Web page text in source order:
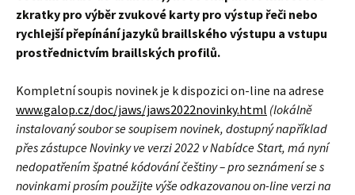
zkratky pro výběr zvukové karty pro výstup řeči nebo
rychlejší přepínání jazyků braillského výstupu a vstupu
prostřednictvím braillských profilů.
Kompletní soupis novinek je k dispozici on-line na adrese
www.galop.cz/doc/jaws/jaws2022novinky.html (lokálně
instalovaný soubor se soupisem novinek, dostupný například
přes zástupce Novinky ve verzi 2022 v Nabídce Start, má nyní
nedopatřením špatné kódování češtiny – pro seznámení se s
novinkami prosím použijte výše odkazovanou on-line verzi na